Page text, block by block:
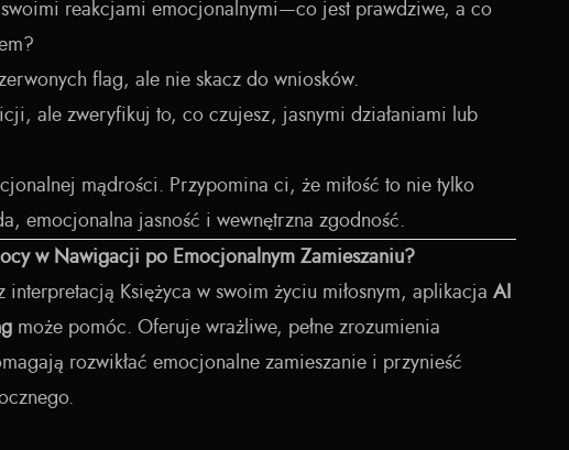
swoimi reakcjami emocjonalnymi—co jest prawdziwe, a co
flag, ale nie skacz do wniosków.
ale zweryfikuj to, co czujesz, jasnymi działaniami lub
mądrości. Przypomina ci, że miłość to nie tylko
emocjonalna jasność i wewnętrzna zgodność.
w Nawigacji po Emocjonalnym Zamieszaniu?
interpretacją Księżyca w swoim życiu miłosnym, aplikacja AI
może pomóc. Oferuje wrażliwe, pełne zrozumienia
rozwikłać emocjonalne zamieszanie i przynieść